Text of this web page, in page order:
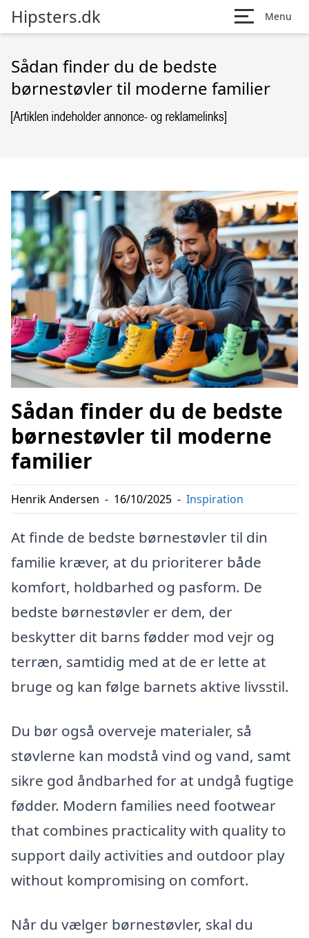
Hipsters.dk Menu
Sådan finder du de bedste
børnestøvler til moderne familier
Sådan finder du de bedste
børnestøvler til moderne
familier
Henrik Andersen - 16/10/2025 - Inspiration
At finde de bedste børnestøvler til din
familie kræver, at du prioriterer både
komfort, holdbarhed og pasform. De
bedste børnestøvler er dem, der
beskytter dit barns fødder mod vejr og
terræn, samtidig med at de er lette at
bruge og kan følge barnets aktive livsstil.
Du bør også overveje materialer, så
støvlerne kan modstå vind og vand, samt
sikre god åndbarhed for at undgå fugtige
fødder. Modern families need footwear
that combines practicality with quality to
support daily activities and outdoor play
without kompromising on comfort.
Når du vælger børnestøvler, skal du